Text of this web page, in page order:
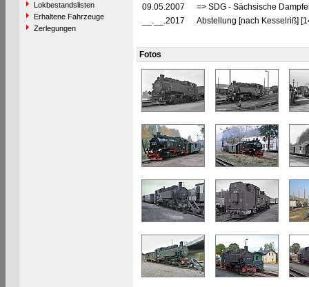
Lokbestandslisten
Erhaltene Fahrzeuge
Zerlegungen
09.05.2007
=> SDG - Sächsische
__.__.2017
Abstellung [nach Kesselriß]
Fotos